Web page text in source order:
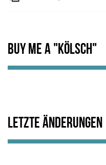
Buy me a "Kölsch"
Letzte Änderungen